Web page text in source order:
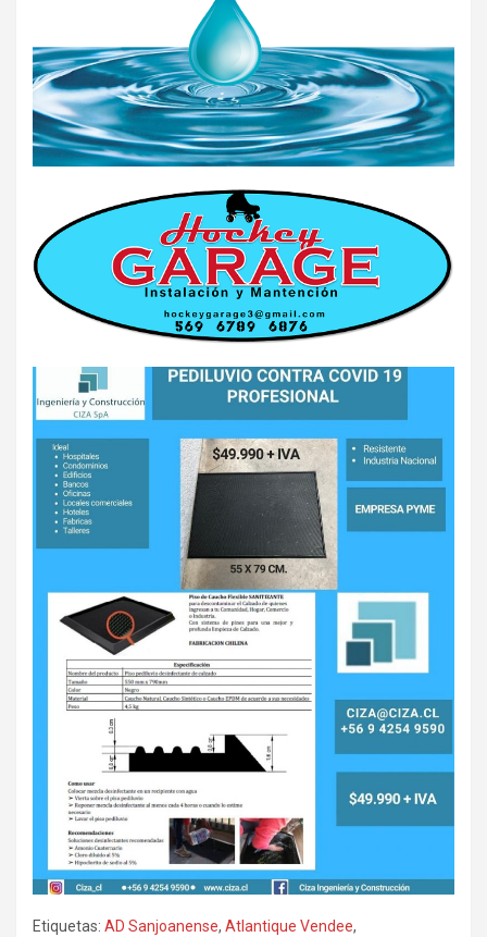
Etiquetas: AD Sanjoanense, Atlantique Vendee,